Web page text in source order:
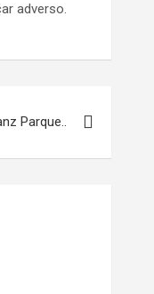
adverso.
Parque..